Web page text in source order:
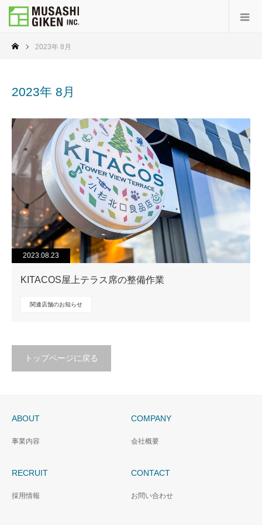
2023年 8月
2023年 8月
2023.08.23
KITACOS屋上テラス席の整備作業
関連店舗のお知らせ
トップページに戻る
ABOUT
事業内容
COMPANY
会社概要
RECRUIT
採用情報
CONTACT
お問い合わせ